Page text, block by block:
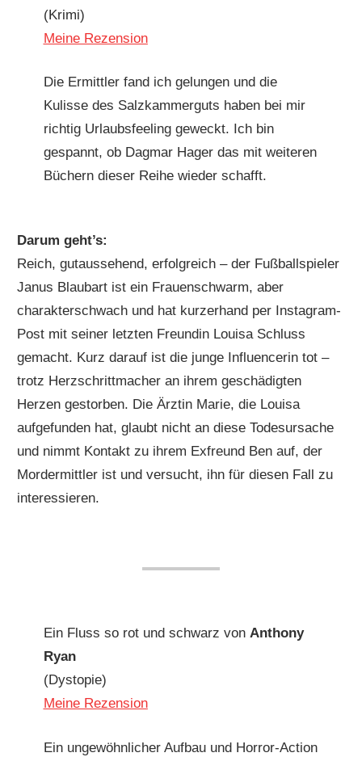
(Krimi)
Meine Rezension
Die Ermittler fand ich gelungen und die
Kulisse des Salzkammerguts haben bei mir
richtig Urlaubsfeeling geweckt. Ich bin
gespannt, ob Dagmar Hager das mit weiteren
Büchern dieser Reihe wieder schafft.
Darum geht’s:
Reich, gutaussehend, erfolgreich – der Fußballspieler
Janus Blaubart ist ein Frauenschwarm, aber
charakterschwach und hat kurzerhand per Instagram-
Post mit seiner letzten Freundin Louisa Schluss
gemacht. Kurz darauf ist die junge Influencerin tot –
trotz Herzschrittmacher an ihrem geschädigten
Herzen gestorben. Die Ärztin Marie, die Louisa
aufgefunden hat, glaubt nicht an diese Todesursache
und nimmt Kontakt zu ihrem Exfreund Ben auf, der
Mordermittler ist und versucht, ihn für diesen Fall zu
interessieren.
Ein Fluss so rot und schwarz von Anthony
Ryan
(Dystopie)
Meine Rezension
Ein ungewöhnlicher Aufbau und Horror-Action